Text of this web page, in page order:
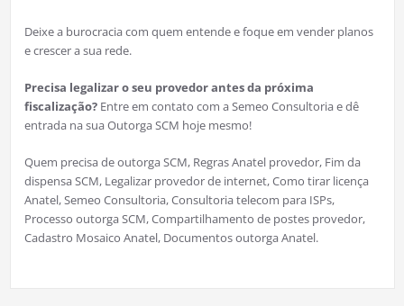
Deixe a burocracia com quem entende e foque em vender planos
e crescer a sua rede.
Precisa legalizar o seu provedor antes da próxima
fiscalização?Entre em contato com a Semeo Consultoria e dê
entrada na sua Outorga SCM hoje mesmo!
Quem precisa de outorga SCM, Regras Anatel provedor, Fim da
dispensa SCM, Legalizar provedor de internet, Como tirar licença
Anatel, Semeo Consultoria, Consultoria telecom para ISPs,
Processo outorga SCM, Compartilhamento de postes provedor,
Cadastro Mosaico Anatel, Documentos outorga Anatel.